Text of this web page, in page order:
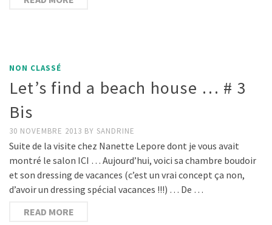
NON CLASSÉ
Let’s find a beach house … # 3
Bis
30 NOVEMBRE 2013 BY SANDRINE
Suite de la visite chez Nanette Lepore dont je vous avait
montré le salon ICI … Aujourd’hui, voici sa chambre boudoir
et son dressing de vacances (c’est un vrai concept ça non,
d’avoir un dressing spécial vacances !!!) … De …
READ MORE